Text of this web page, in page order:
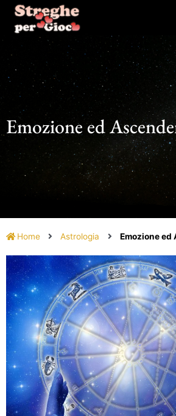
contenuto
Emozione ed
Home Astrologia Emozione ed